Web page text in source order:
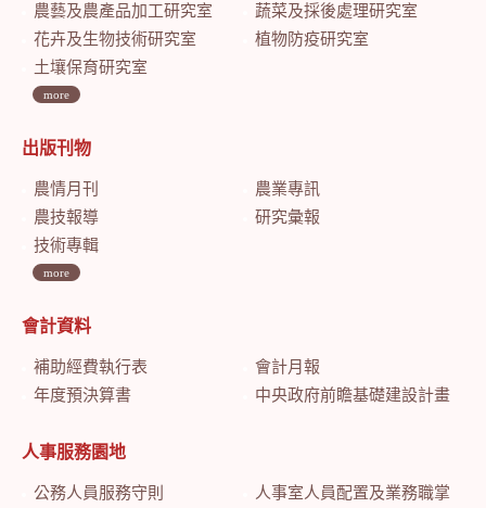
農藝及農產品加工研究室
蔬菜及採後處理研究室
花卉及生物技術研究室
植物防疫研究室
土壤保育研究室
more
出版刊物
農情月刊
農業專訊
農技報導
研究彙報
技術專輯
more
會計資料
補助經費執行表
會計月報
年度預決算書
中央政府前瞻基礎建設計畫特別預算會計月報
人事服務園地
公務人員服務守則
人事室人員配置及業務職掌